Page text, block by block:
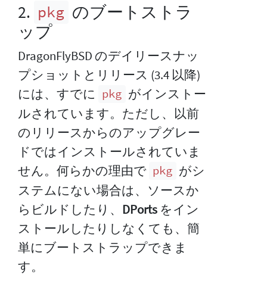
2. pkg のブートストラ
ップ
DragonFlyBSD のデイリースナッ
プショットとリリース (3.4 以降)
には、すでに
pkg がインストー
ルされています。ただし、以前
のリリースからのアップグレー
ドではインストールされていま
せん。何らかの理由で pkg がシ
ステムにない場合は、ソースか
らビルドしたり、 DPorts をイン
ストールしたりしなくても、簡
単にブートストラップできま
す。